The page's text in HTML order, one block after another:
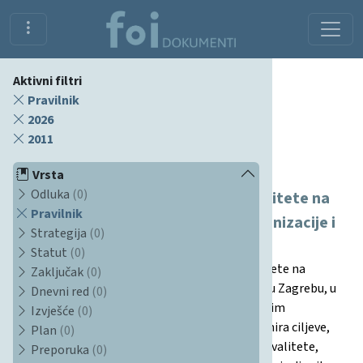
Aktivni filtri
Pravilnik
2026
2011
Vrsta
Odluka (0)
Pravilnik
Strategija (0)
Statut (0)
Zaključak (0)
Dnevni red (0)
Izvješće (0)
Plan (0)
Preporuka (0)
Pravilnik o sustavu osiguravanja kvalitete na
Sveučilištu u Zagrebu Fakultetu organizacije i
informatike
Ovaj pravilnik uređuje sustav osiguravanja kvalitete na
Fakultetu organizacije i informatike Sveučilišta u Zagrebu, u
skladu s nacionalnim zakonodavstvom, europskim
standardima (ESG) i smjernicama. Pravilnik definira ciljeve,
svrhu, načela, kriterije i postupke osiguravanja kvalitete,